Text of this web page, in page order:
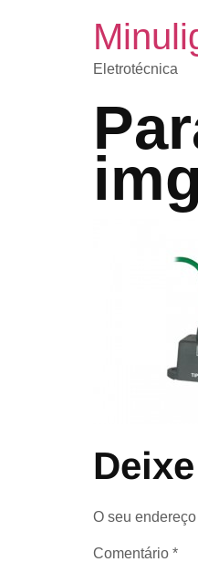
Eletrotécnica
img
O seu
Comentário *